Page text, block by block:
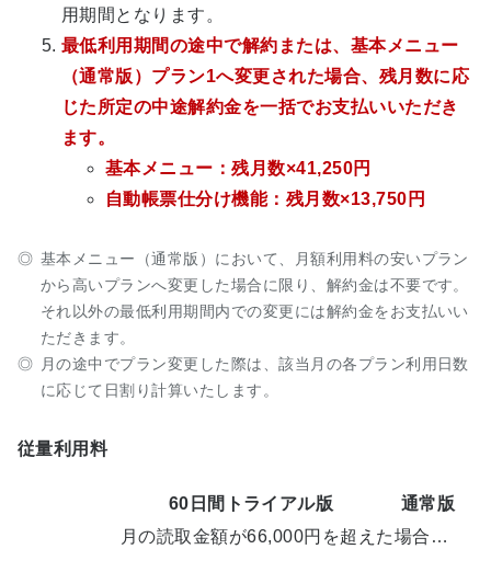
用期間となります。
最低利用期間の途中で解約または、基本メニュー
（通常版）プラン1へ変更された場合、残月数に応
じた所定の中途解約金を一括でお支払いいただき
ます。
基本メニュー：残月数×41,250円
自動帳票仕分け機能：残月数×13,750円
基本メニュー（通常版）において、月額利用料の安いプラン
から高いプランへ変更した場合に限り、解約金は不要です。
それ以外の最低利用期間内での変更には解約金をお支払いい
ただきます。
月の途中でプラン変更した際は、該当月の各プラン利用日数
に応じて日割り計算いたします。
従量利用料
60日間トライアル版 通常版
月の読取金額が66,000円を超えた場合…